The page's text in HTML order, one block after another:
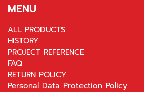
MENU
ALL PRODUCTS
HISTORY
PROJECT REFERENCE
FAQ
RETURN POLICY
Personal Data Protection Policy